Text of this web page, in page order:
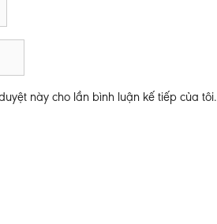
này cho lần bình luận kế tiếp của tôi.